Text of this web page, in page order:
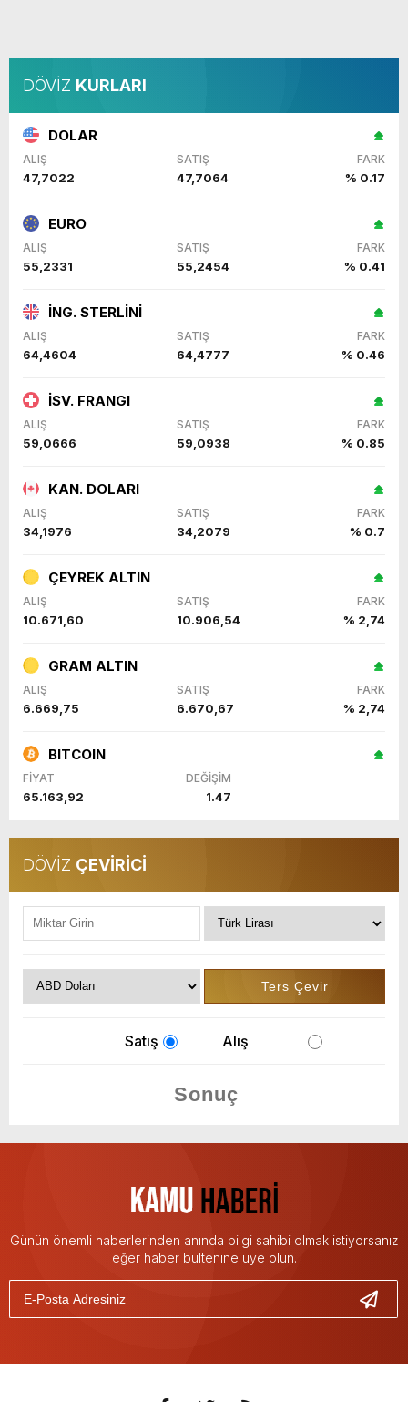
DÖVİZ KURLARI
DOLAR
ALIŞ SATIŞ FARK
47,7022 47,7064 % 0.17
EURO
ALIŞ SATIŞ FARK
55,2331 55,2454 % 0.41
İNG. STERLİNİ
ALIŞ SATIŞ FARK
64,4604 64,4777 % 0.46
İSV. FRANGI
ALIŞ SATIŞ FARK
59,0666 59,0938 % 0.85
KAN. DOLARI
ALIŞ SATIŞ FARK
34,1976 34,2079 % 0.7
ÇEYREK ALTIN
ALIŞ SATIŞ FARK
10.671,60 10.906,54 % 2,74
GRAM ALTIN
ALIŞ SATIŞ FARK
6.669,75 6.670,67 % 2,74
BITCOIN
FİYAT DEĞİŞİM
65.163,92 1.47
DÖVİZ ÇEVİRİCİ
Satış Alış
Günün önemli haberlerinden anında bilgi sahibi olmak istiyorsanız
eğer haber bültenine üye olun.